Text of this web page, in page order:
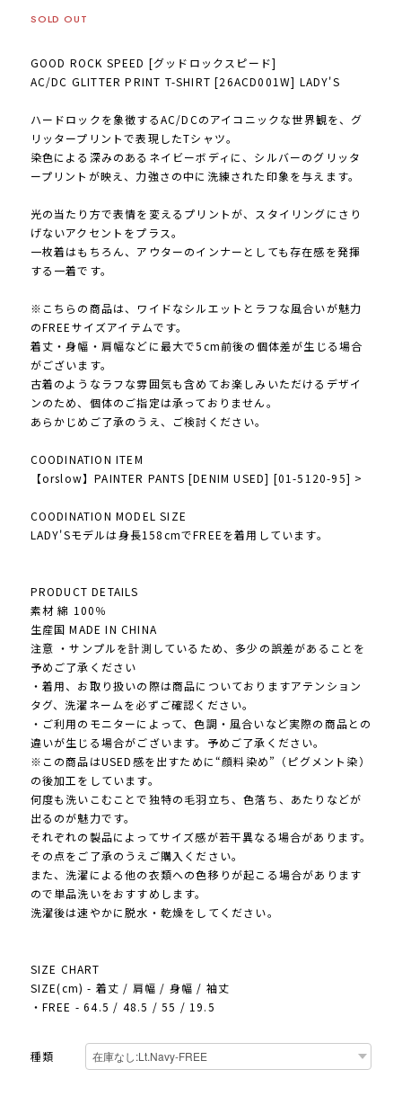
SOLD OUT
GOOD ROCK SPEED [グッドロックスピード]
AC/DC GLITTER PRINT T-SHIRT [26ACD001W] LADY'S
ハードロックを象徴するAC/DCのアイコニックな世界観を、グ
リッタープリントで表現したTシャツ。
染色による深みのあるネイビーボディに、シルバーのグリッタ
ープリントが映え、力強さの中に洗練された印象を与えます。
光の当たり方で表情を変えるプリントが、スタイリングにさり
げないアクセントをプラス。
一枚着はもちろん、アウターのインナーとしても存在感を発揮
する一着です。
※こちらの商品は、ワイドなシルエットとラフな風合いが魅力
のFREEサイズアイテムです。
着丈・身幅・肩幅などに最大で5cm前後の個体差が生じる場合
がございます。
古着のようなラフな雰囲気も含めてお楽しみいただけるデザイ
ンのため、個体のご指定は承っておりません。
あらかじめご了承のうえ、ご検討ください。
COODINATION ITEM
【orslow】PAINTER PANTS [DENIM USED] [01-5120-95] >
COODINATION MODEL SIZE
LADY'Sモデルは身長158cmでFREEを着用しています。
PRODUCT DETAILS
素材 綿 100％
生産国 MADE IN CHINA
注意 ・サンプルを計測しているため、多少の誤差があることを
予めご了承ください
・着用、お取り扱いの際は商品についておりますアテンション
タグ、洗濯ネームを必ずご確認ください。
・ご利用のモニターによって、色調・風合いなど実際の商品との
違いが生じる場合がございます。予めご了承ください。
※この商品はUSED感を出すために“顔料染め”（ピグメント染）
の後加工をしています。
何度も洗いこむことで独特の毛羽立ち、色落ち、あたりなどが
出るのが魅力です。
それぞれの製品によってサイズ感が若干異なる場合があります。
その点をご了承のうえご購入ください。
また、洗濯による他の衣類への色移りが起こる場合があります
ので単品洗いをおすすめします。
洗濯後は速やかに脱水・乾燥をしてください。
SIZE CHART
SIZE(cm) - 着丈 / 肩幅 / 身幅 / 袖丈
・FREE - 64.5 / 48.5 / 55 / 19.5
種類